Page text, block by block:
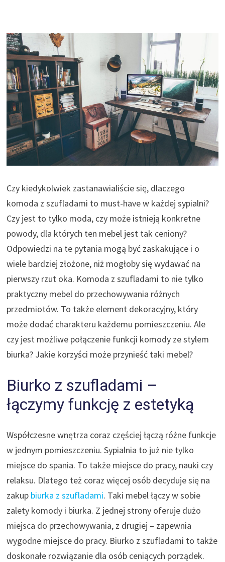
Czy kiedykolwiek zastanawialiście się, dlaczego
komoda z szufladami to must-have w każdej sypialni?
Czy jest to tylko moda, czy może istnieją konkretne
powody, dla których ten mebel jest tak ceniony?
Odpowiedzi na te pytania mogą być zaskakujące i o
wiele bardziej złożone, niż mogłoby się wydawać na
pierwszy rzut oka. Komoda z szufladami to nie tylko
praktyczny mebel do przechowywania różnych
przedmiotów. To także element dekoracyjny, który
może dodać charakteru każdemu pomieszczeniu. Ale
czy jest możliwe połączenie funkcji komody ze stylem
biurka? Jakie korzyści może przynieść taki mebel?
Biurko z szufladami –
łączymy funkcję z estetyką
Współczesne wnętrza coraz częściej łączą różne funkcje
w jednym pomieszczeniu. Sypialnia to już nie tylko
miejsce do spania. To także miejsce do pracy, nauki czy
relaksu. Dlatego też coraz więcej osób decyduje się na
zakup biurka z szufladami. Taki mebel łączy w sobie
zalety komody i biurka. Z jednej strony oferuje dużo
miejsca do przechowywania, z drugiej – zapewnia
wygodne miejsce do pracy. Biurko z szufladami to także
doskonałe rozwiązanie dla osób ceniących porządek.